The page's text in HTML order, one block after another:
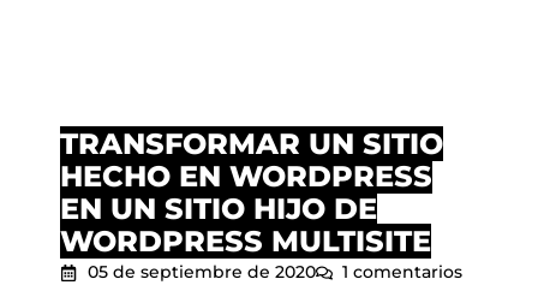
TRANSFORMAR UN SITIO
HECHO EN WORDPRESS
EN UN SITIO HIJO DE
WORDPRESS MULTISITE
05 de septiembre de 2020 1 comentarios